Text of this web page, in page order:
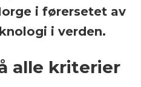
i førersetet av
i verden.
alle kriterier